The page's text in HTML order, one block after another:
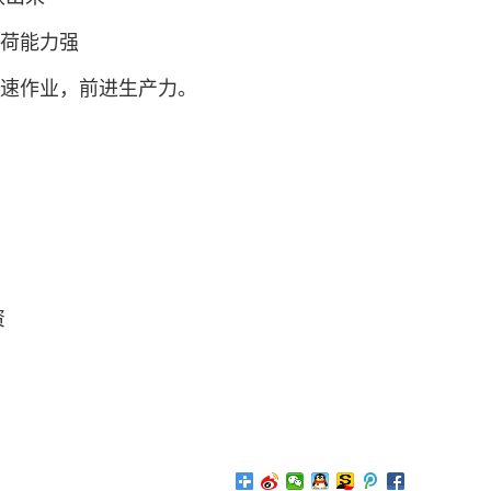
能力强
作业，前进生产力。